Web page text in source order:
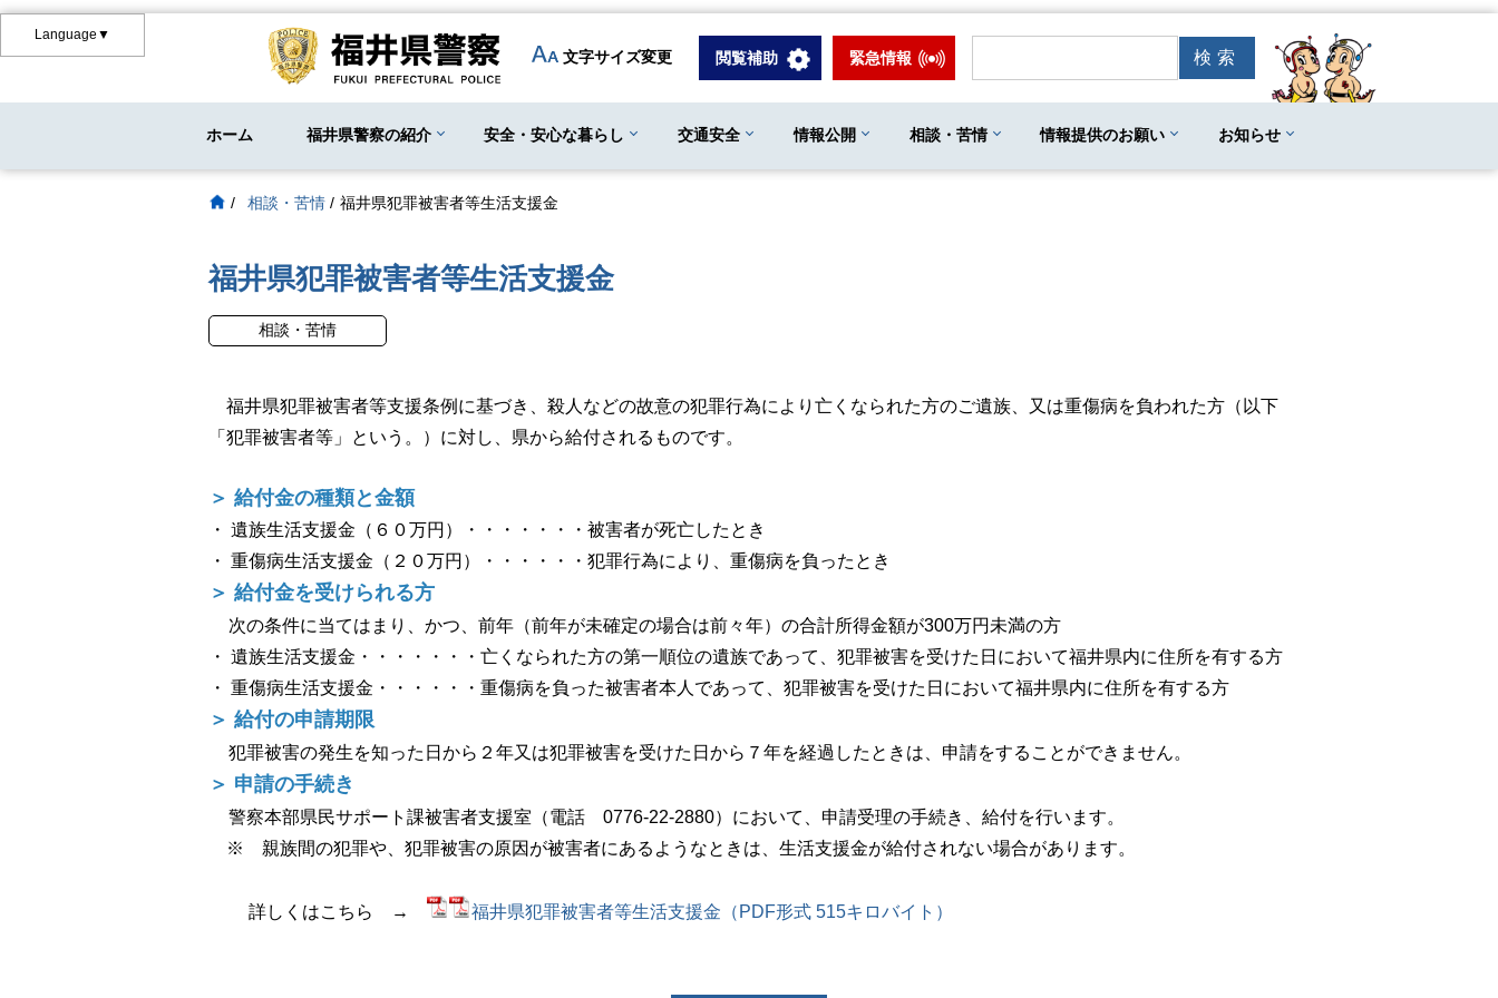
Language▼
文字サイズ変更 閲覧補助 緊急情報
ホーム 福井県警察の紹介 安全・安心な暮らし 交通安全 情報公開 相談・苦情 情報提供のお願い お知らせ
/ 相談・苦情 / 福井県犯罪被害者等生活支援金
福井県犯罪被害者等生活支援金
相談・苦情
福井県犯罪被害者等支援条例に基づき、殺人などの故意の犯罪行為により亡くなられた方のご遺族、又は重傷病を負われた方（以下
「犯罪被害者等」という。）に対し、県から給付されるものです。
＞ 給付金の種類と金額
・ 遺族生活支援金（６０万円）・・・・・・・被害者が死亡したとき
・ 重傷病生活支援金（２０万円）・・・・・・犯罪行為により、重傷病を負ったとき
＞ 給付金を受けられる方
次の条件に当てはまり、かつ、前年（前年が未確定の場合は前々年）の合計所得金額が300万円未満の方
・ 遺族生活支援金・・・・・・・亡くなられた方の第一順位の遺族であって、犯罪被害を受けた日において福井県内に住所を有する方
・ 重傷病生活支援金・・・・・・重傷病を負った被害者本人であって、犯罪被害を受けた日において福井県内に住所を有する方
＞ 給付の申請期限
犯罪被害の発生を知った日から２年又は犯罪被害を受けた日から７年を経過したときは、申請をすることができません。
＞ 申請の手続き
警察本部県民サポート課被害者支援室（電話 0776-22-2880）において、申請受理の手続き、給付を行います。
※ 親族間の犯罪や、犯罪被害の原因が被害者にあるようなときは、生活支援金が給付されない場合があります。
詳しくはこちら → 福井県犯罪被害者等生活支援金（PDF形式 515キロバイト）